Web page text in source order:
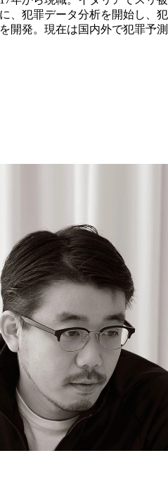
、犯罪データ分析を開始し、犯
開発。現在は国内外で犯罪予測